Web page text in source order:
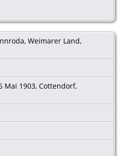
Weimarer Land,
Mai 1903, Cottendorf,